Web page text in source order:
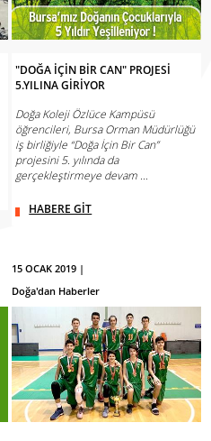
"DOĞA İÇİN BİR CAN" PROJESİ
5.YILINA GİRİYOR
Doğa Koleji Özlüce Kampüsü
öğrencileri, Bursa Orman Müdürlüğü
iş birliğiyle “Doğa İçin Bir Can”
projesini 5. yılında da
gerçekleştirmeye devam ...
HABERE GİT
15 OCAK 2019 |
Doğa'dan Haberler